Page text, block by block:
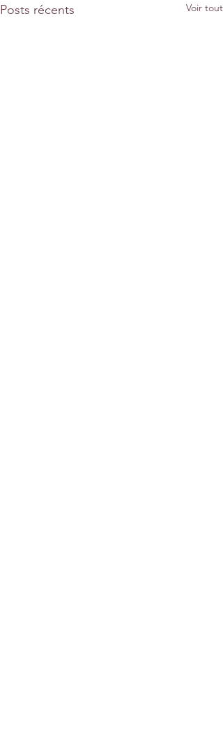
Posts récents Voir tout